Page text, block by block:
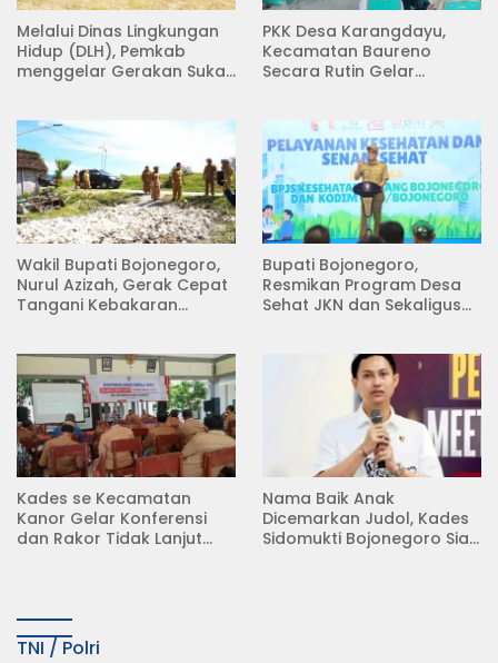
Melalui Dinas Lingkungan
Hidup (DLH), Pemkab
menggelar Gerakan Suka
PKK Desa Karangdayu,
Kecamatan Baureno
Secara Rutin Gelar
Wakil Bupati Bojonegoro,
Nurul Azizah, Gerak Cepat
Tangani Kebakaran
Bupati Bojonegoro,
Resmikan Program Desa
Sehat JKN dan Sekaligus
Kades se Kecamatan
Kanor Gelar Konferensi
dan Rakor Tidak Lanjut
Nama Baik Anak
Dicemarkan Judol, Kades
Sidomukti Bojonegoro Siap
TNI / Polri